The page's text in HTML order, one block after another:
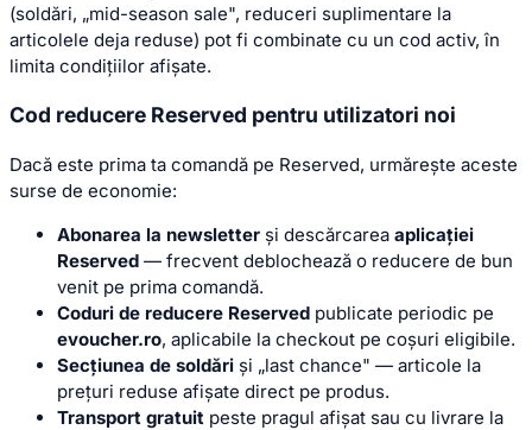
(soldări, „mid-season sale", reduceri suplimentare la
articolele deja reduse) pot fi combinate cu un cod activ, în
limita condițiilor afișate.
Cod reducere Reserved pentru utilizatori noi
Dacă este prima ta comandă pe Reserved, urmărește aceste
surse de economie:
Abonarea la newsletter și descărcarea aplicației
Reserved — frecvent deblochează o reducere de bun
venit pe prima comandă.
Coduri de reducere Reserved publicate periodic pe
evoucher.ro, aplicabile la checkout pe coșuri eligibile.
Secțiunea de soldări și „last chance" — articole la
prețuri reduse afișate direct pe produs.
Transport gratuit peste pragul afișat sau cu livrare la